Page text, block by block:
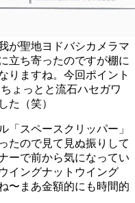
が聖地ヨドバシカメラマ
立ち寄ったのですが棚に
りますね。今回ポイント
ょっとと流石ハセガワ
た（笑）
「スペースクリッパー」
たので見て見ぬ振りして
ーで前から気になってい
イングナットウイング
〜まあ金額的にも時間的